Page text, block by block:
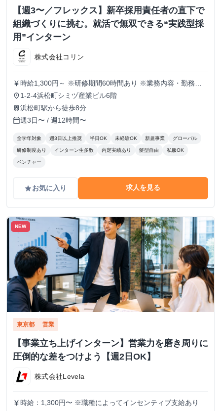
【週3〜／フレックス】新卒採用責任者の直下で
組織づくりに挑む。就活で無双できる“実践型採
用”インターン
株式会社コリン
currency_yen 時給1,300円～ ※研修期間60時間あり ※業務内容・勤務状
況により決定
place 1-2-4浜松町シミヅ産業ビル6階
train浜松町駅から徒歩8分
calendar_today週3日〜 / 週12時間〜
全学年対象 週3日以上推奨 半日OK 未経験OK 新規事業 グローバル
研修制度あり インターン生多数 内定実績あり 髪型自由 私服OK
ベンチャー
gradeお気に入り 求人を見る
NEW
東京都 営業
【事業立ち上げインターン】営業力を磨き周りに
圧倒的な差をつけよう【週2日OK】
株式会社Levela
currency_yen 時給：1,300円〜 ※職種によってインセンティブ支給あり